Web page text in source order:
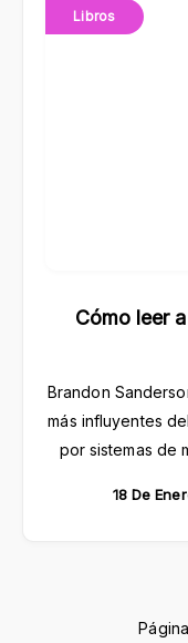
Libros
Cómo leer
Brandon
más influyentes
por sistemas de
18 De